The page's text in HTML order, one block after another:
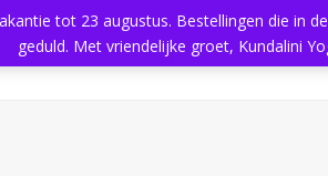
Home Aanbod Kundalini Yoga
tot 23 augustus. Bestellingen die
geduld. Met vriendelijke groet, Kundalini